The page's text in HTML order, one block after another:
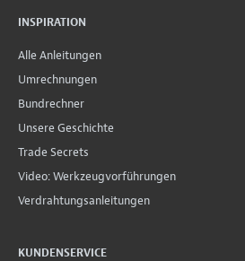
INSPIRATION
Alle Anleitungen
Umrechnungen
Bundrechner
Unsere Geschichte
Trade Secrets
Video: Werkzeugvorführungen
Verdrahtungsanleitungen
KUNDENSERVICE